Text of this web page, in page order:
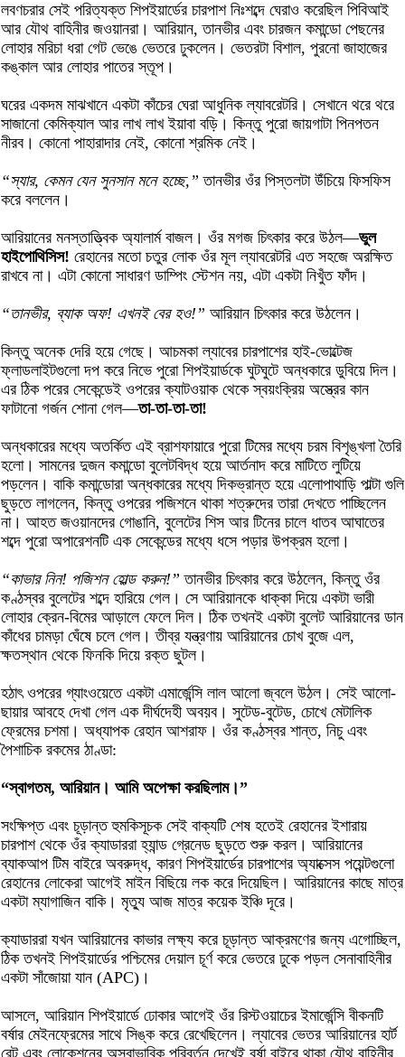
লবণচরার সেই পরিত্যক্ত শিপইয়ার্ডের চারপাশ নিঃশব্দে ঘেরাও করেছিল পিবিআই
আর যৌথ বাহিনীর জওয়ানরা। আরিয়ান, তানভীর এবং চারজন কমান্ডো পেছনের
লোহার মরিচা ধরা গেট ভেঙে ভেতরে ঢুকলেন। ভেতরটা বিশাল, পুরনো জাহাজের
কঙ্কাল আর লোহার পাতের স্তূপ।
ঘরের একদম মাঝখানে একটা কাঁচের ঘেরা আধুনিক ল্যাবরেটরি। সেখানে থরে থরে
সাজানো কেমিক্যাল আর লাখ লাখ ইয়াবা বড়ি। কিন্তু পুরো জায়গাটা পিনপতন
নীরব। কোনো পাহারাদার নেই, কোনো শ্রমিক নেই।
“স্যার, কেমন যেন সুনসান মনে হচ্ছে,” তানভীর ওঁর পিস্তলটা উঁচিয়ে ফিসফিস
করে বললেন।
আরিয়ানের মনস্তাত্ত্বিক অ্যালার্ম বাজল। ওঁর মগজ চিৎকার করে উঠল—ভুল
হাইপোথিসিস! রেহানের মতো চতুর লোক ওঁর মূল ল্যাবরেটরি এত সহজে অরক্ষিত
রাখবে না। এটা কোনো সাধারণ ডাম্পিং স্টেশন নয়, এটা একটা নিখুঁত ফাঁদ।
“তানভীর, ব্যাক অফ! এখনই বের হও!” আরিয়ান চিৎকার করে উঠলেন।
কিন্তু অনেক দেরি হয়ে গেছে। আচমকা ল্যাবের চারপাশের হাই-ভোল্টেজ
ফ্লাডলাইটগুলো দপ করে নিভে পুরো শিপইয়ার্ডকে ঘুটঘুটে অন্ধকারে ডুবিয়ে দিল।
এর ঠিক পরের সেকেন্ডেই ওপরের ক্যাটওয়াক থেকে স্বয়ংক্রিয় অস্ত্রের কান
ফাটানো গর্জন শোনা গেল—তা-তা-তা-তা!
অন্ধকারের মধ্যে অতর্কিত এই ব্রাশফায়ারে পুরো টিমের মধ্যে চরম বিশৃঙ্খলা তৈরি
হলো। সামনের দুজন কমান্ডো বুলেটবিদ্ধ হয়ে আর্তনাদ করে মাটিতে লুটিয়ে
পড়লেন। বাকি কমান্ডোরা অন্ধকারের মধ্যে দিকভ্রান্ত হয়ে এলোপাথাড়ি পাল্টা গুলি
ছুড়তে লাগলেন, কিন্তু ওপরের পজিশনে থাকা শত্রুদের তারা দেখতে পাচ্ছিলেন
না। আহত জওয়ানদের গোঙানি, বুলেটের শিস আর টিনের চালে ধাতব আঘাতের
শব্দে পুরো অপারেশনটি এক সেকেন্ডের মধ্যে ধসে পড়ার উপক্রম হলো।
“কাভার নিন! পজিশন হোল্ড করুন!” তানভীর চিৎকার করে উঠলেন, কিন্তু ওঁর
কণ্ঠস্বর বুলেটের শব্দে হারিয়ে গেল। সে আরিয়ানকে ধাক্কা দিয়ে একটা ভারী
লোহার ক্রেন-বিমের আড়ালে ফেলে দিল। ঠিক তখনই একটা বুলেট আরিয়ানের ডান
কাঁধের চামড়া ঘেঁষে চলে গেল। তীব্র যন্ত্রণায় আরিয়ানের চোখ বুজে এল,
ক্ষতস্থান থেকে ফিনকি দিয়ে রক্ত ছুটল।
হঠাৎ ওপরের গ্যাংওয়েতে একটা এমার্জেন্সি লাল আলো জ্বলে উঠল। সেই আলো-
ছায়ার আবহে দেখা গেল এক দীর্ঘদেহী অবয়ব। সুটেড-বুটেড, চোখে মেটালিক
ফ্রেমের চশমা। অধ্যাপক রেহান আশরাফ। ওঁর কণ্ঠস্বর শান্ত, নিচু এবং
পৈশাচিক রকমের ঠাণ্ডা:
“স্বাগতম, আরিয়ান। আমি অপেক্ষা করছিলাম।”
সংক্ষিপ্ত এবং চূড়ান্ত হুমকিসূচক সেই বাক্যটি শেষ হতেই রেহানের ইশারায়
চারপাশ থেকে ওঁর ক্যাডাররা হ্যান্ড গ্রেনেড ছুড়তে শুরু করল। আরিয়ানের
ব্যাকআপ টিম বাইরে অবরুদ্ধ, কারণ শিপইয়ার্ডের চারপাশের অ্যাক্সেস পয়েন্টগুলো
রেহানের লোকেরা আগেই মাইন বিছিয়ে লক করে দিয়েছিল। আরিয়ানের কাছে মাত্র
একটা ম্যাগাজিন বাকি। মৃত্যু আজ মাত্র কয়েক ইঞ্চি দূরে।
ক্যাডাররা যখন আরিয়ানের কাভার লক্ষ্য করে চূড়ান্ত আক্রমণের জন্য এগোচ্ছিল,
ঠিক তখনই শিপইয়ার্ডের পশ্চিমের দেয়াল চূর্ণ করে ভেতরে ঢুকে পড়ল সেনাবাহিনীর
একটা সাঁজোয়া যান (APC)।
আসলে, আরিয়ান শিপইয়ার্ডে ঢোকার আগেই ওঁর রিস্টওয়াচের ইমার্জেন্সি বীকনটি
বর্ষার মেইনফ্রেমের সাথে সিঙ্ক করে রেখেছিলেন। ল্যাবের ভেতর আরিয়ানের হার্ট